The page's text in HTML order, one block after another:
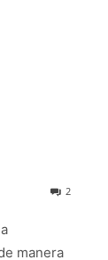
2
manera